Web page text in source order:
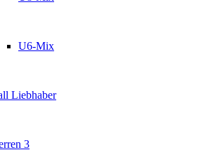
U6-Mix
Liebhaber
3